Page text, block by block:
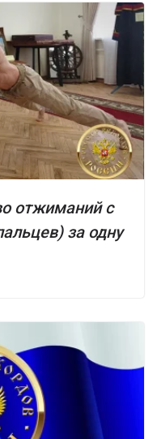
отжиманий с
за одну